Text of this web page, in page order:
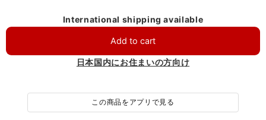
International shipping available
Add to cart
日本国内にお住まいの方向け
この商品をアプリで見る